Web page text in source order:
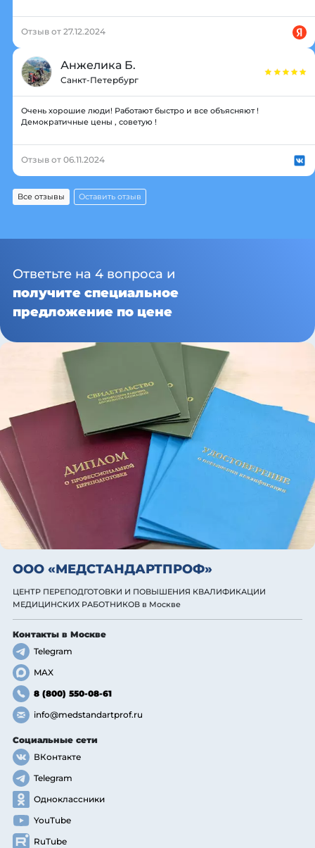
Отзыв от 27.12.2024
Анжелика Б.
Санкт-Петербург
Очень хорошие люди! Работают быстро и все объясняют !
Демократичные цены , советую !
Отзыв от 06.11.2024
Все отзывы Оставить отзыв
Ответьте на 4 вопроса и
получите специальное
предложение по цене
ООО «МЕДСТАНДАРТПРОФ»
ЦЕНТР ПЕРЕПОДГОТОВКИ И ПОВЫШЕНИЯ КВАЛИФИКАЦИИ
МЕДИЦИНСКИХ РАБОТНИКОВ в Москве
Контакты в Москве
Telegram
MAX
8 (800) 550-08-61
info@medstandartprof.ru
Социальные сети
ВКонтакте
Telegram
Одноклассники
YouTube
RuTube